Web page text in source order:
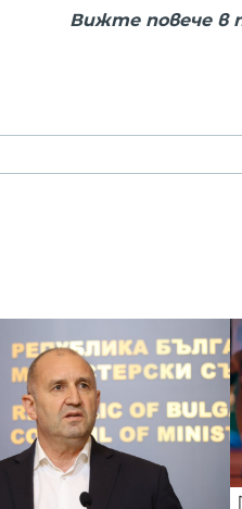
Вижте повече в